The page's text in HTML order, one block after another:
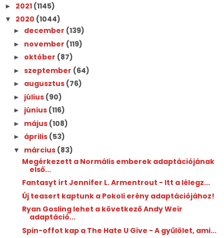
► 2021 (1145)
▼ 2020 (1044)
► december (139)
► november (119)
► október (87)
► szeptember (64)
► augusztus (76)
► július (90)
► június (116)
► május (108)
► április (53)
▼ március (83)
Megérkezett a Normális emberek adaptációjának
első...
Fantasyt írt Jennifer L. Armentrout - Itt a lélegz...
Új teasert kaptunk a Pokoli erény adaptációjához!
Ryan Gosling lehet a következő Andy Weir
adaptáció...
Spin-offot kap a The Hate U Give - A gyűlölet, ami...